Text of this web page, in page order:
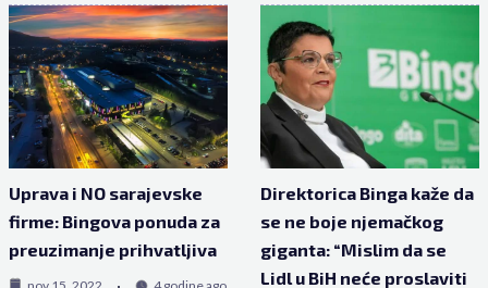
Uprava i NO sarajevske
firme: Bingova ponuda za
preuzimanje prihvatljiva
Direktorica Binga kaže da
se ne boje njemačkog
giganta: “Mislim da se
Lidl u BiH neće proslaviti